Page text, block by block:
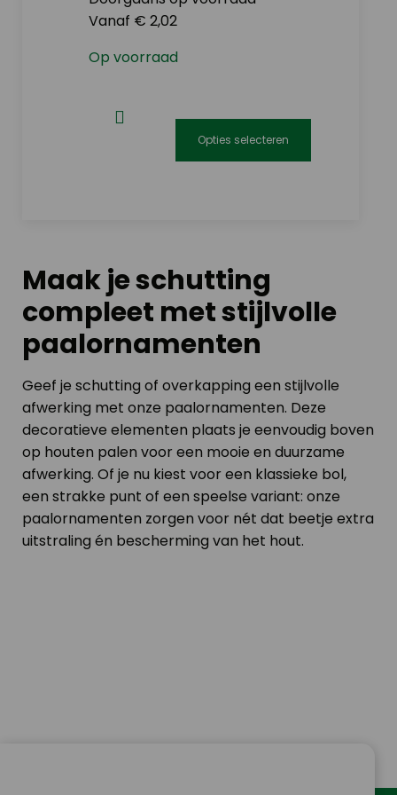
kan
worden
productpagina
Vanaf € 2,02
Op voorraad
Opties selecteren
Deze
optie
kan
gekozen
op
de
productpagina
Maak je schutting
compleet met stijlvolle
paalornamenten
Geef je schutting of overkapping een stijlvolle
afwerking met onze paalornamenten. Deze
decoratieve elementen plaats je eenvoudig boven
op houten palen voor een mooie en duurzame
afwerking. Of je nu kiest voor een klassieke bol,
een strakke punt of een speelse variant: onze
paalornamenten zorgen voor nét dat beetje extra
uitstraling én bescherming van het hout.